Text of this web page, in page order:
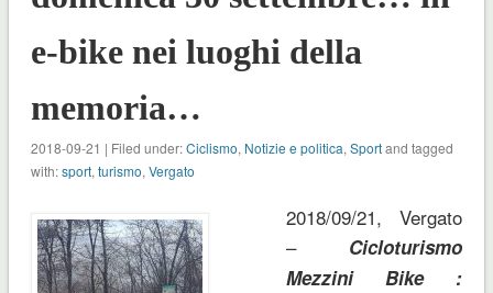
e-bike nei luoghi della
memoria…
2018-09-21 | Filed under:Ciclismo, Notizie e politica, Sportand tagged
with:sport, turismo, Vergato
2018/09/21, Vergato
– Cicloturismo
Mezzini Bike :